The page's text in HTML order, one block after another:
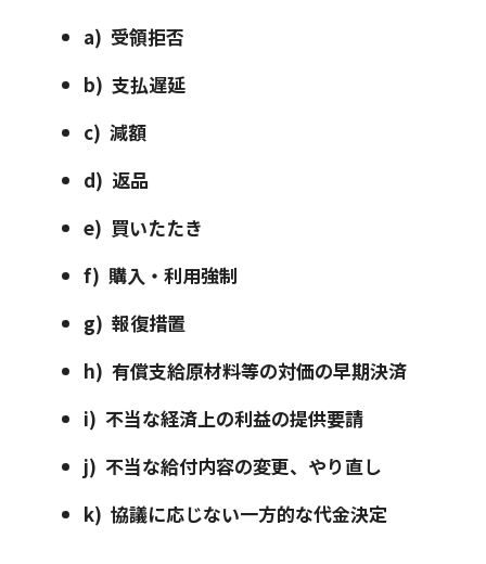
a) 受領拒否
b) 支払遅延
c) 減額
d) 返品
e) 買いたたき
f) 購入・利用強制
g) 報復措置
h) 有償支給原材料等の対価の早期決済
i) 不当な経済上の利益の提供要請
j) 不当な給付内容の変更、やり直し
k) 協議に応じない一方的な代金決定